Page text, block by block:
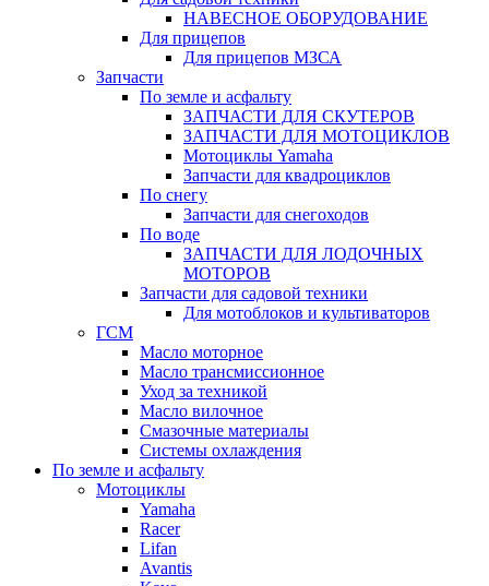
НАВЕСНОЕ ОБОРУДОВАНИЕ
Для прицепов
Для прицепов МЗСА
Запчасти
По земле и асфальту
ЗАПЧАСТИ ДЛЯ СКУТЕРОВ
ЗАПЧАСТИ ДЛЯ МОТОЦИКЛОВ
Мотоциклы Yamaha
Запчасти для квадроциклов
По снегу
Запчасти для снегоходов
По воде
ЗАПЧАСТИ ДЛЯ ЛОДОЧНЫХ
МОТОРОВ
Запчасти для садовой техники
Для мотоблоков и культиваторов
ГСМ
Масло моторное
Масло трансмиссионное
Уход за техникой
Масло вилочное
Смазочные материалы
Системы охлаждения
По земле и асфальту
Мотоциклы
Yamaha
Racer
Lifan
Avantis